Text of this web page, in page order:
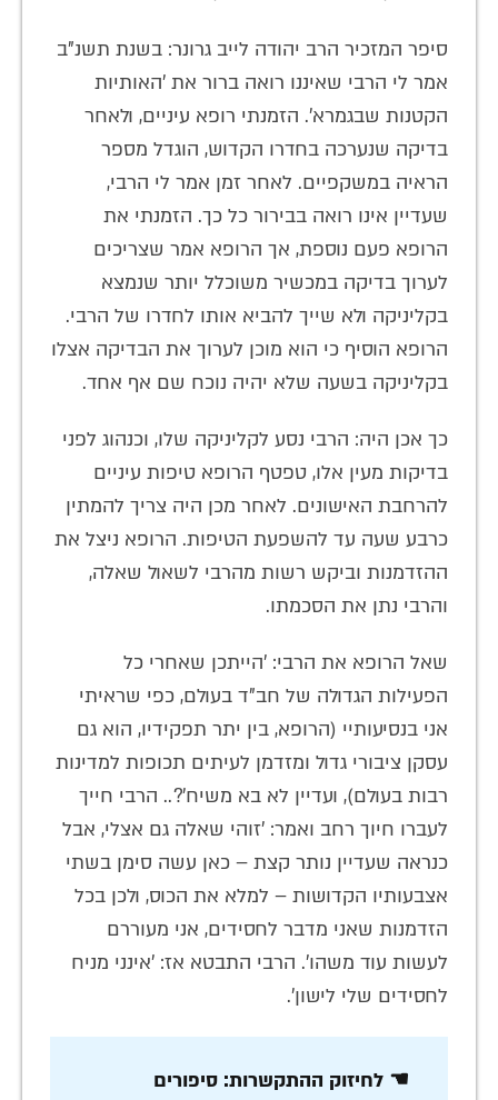
סיפר המזכיר הרב יהודה לייב גרונר: בשנת תשנ"ב
אמר לי הרבי שאיננו רואה ברור את 'האותיות
הקטנות שבגמרא'. הזמנתי רופא עיניים, ולאחר
בדיקה שנערכה בחדרו הקדוש, הוגדל מספר
הראיה במשקפיים. לאחר זמן אמר לי הרבי,
שעדיין אינו רואה בבירור כל כך. הזמנתי את
הרופא פעם נוספת, אך הרופא אמר שצריכים
לערוך בדיקה במכשיר משוכלל יותר שנמצא
בקליניקה ולא שייך להביא אותו לחדרו של הרבי.
הרופא הוסיף כי הוא מוכן לערוך את הבדיקה אצלו
בקליניקה בשעה שלא יהיה נוכח שם אף אחד.
כך אכן היה: הרבי נסע לקליניקה שלו, וכנהוג לפני
בדיקות מעין אלו, טפטף הרופא טיפות עיניים
להרחבת האישונים. לאחר מכן היה צריך להמתין
כרבע שעה עד להשפעת הטיפות. הרופא ניצל את
ההזדמנות וביקש רשות מהרבי לשאול שאלה,
והרבי נתן את הסכמתו.
שאל הרופא את הרבי: 'הייתכן שאחרי כל
הפעילות הגדולה של חב"ד בעולם, כפי שראיתי
אני בנסיעותיי (הרופא, בין יתר תפקידיו, הוא גם
עסקן ציבורי גדול ומזדמן לעיתים תכופות למדינות
רבות בעולם), ועדיין לא בא משיח'?.. הרבי חייך
לעברו חיוך רחב ואמר: 'זוהי שאלה גם אצלי, אבל
כנראה שעדיין נותר קצת – כאן עשה סימן בשתי
אצבעותיו הקדושות – למלא את הכוס, ולכן בכל
הזדמנות שאני מדבר לחסידים, אני מעוררם
לעשות עוד משהו'. הרבי התבטא אז: 'אינני מניח
לחסידים שלי לישון'.
☚ לחיזוק ההתקשרות: סיפורים